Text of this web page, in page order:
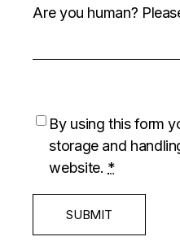
Are you human?
By using this form
storage and
website. *
SUBMIT